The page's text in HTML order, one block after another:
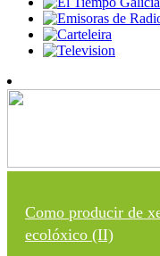
Como producir de
ecolóxico (II)